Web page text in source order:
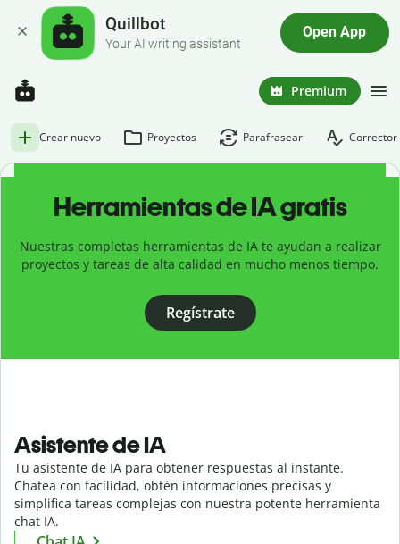
Quillbot
Your AI writing assistant
Open App
Premium
Crear nuevo Proyectos Parafrasear
Herramientas de IA gratis
Nuestras completas herramientas de IA te ayudan a realizar
proyectos y tareas de alta calidad en mucho menos tiempo.
Regístrate
Asistente de IA
Tu asistente de IA para obtener respuestas al instante.
Chatea con facilidad, obtén informaciones precisas y
simplifica tareas complejas con nuestra potente herramienta
chat IA.